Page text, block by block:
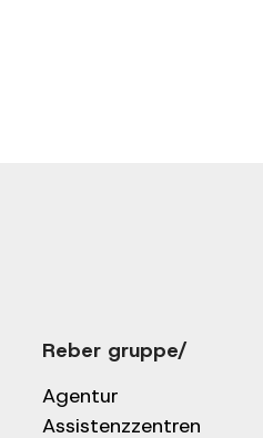
Reber gruppe/
Agentur
Assistenzzentren